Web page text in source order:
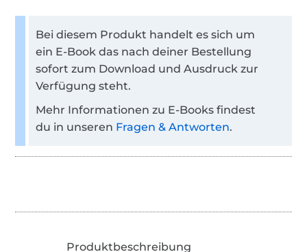
Bei diesem Produkt handelt es sich um
ein E-Book das nach deiner Bestellung
sofort zum Download und Ausdruck zur
Verfügung steht.
Mehr Informationen zu E-Books findest
du in unseren Fragen & Antworten.